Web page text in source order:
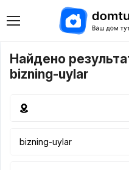
Найдено
bizning-uylar